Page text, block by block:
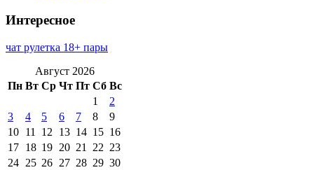
Интересное
чат рулетка 18+ пары
Август 2026
Пн Вт Ср Чт Пт Сб Вс
1
2
3
4 5 6 7 8
9
10 11 12 13 14 15 16
17 18 19 20 21 22 23
24 25 26 27 28 29 30